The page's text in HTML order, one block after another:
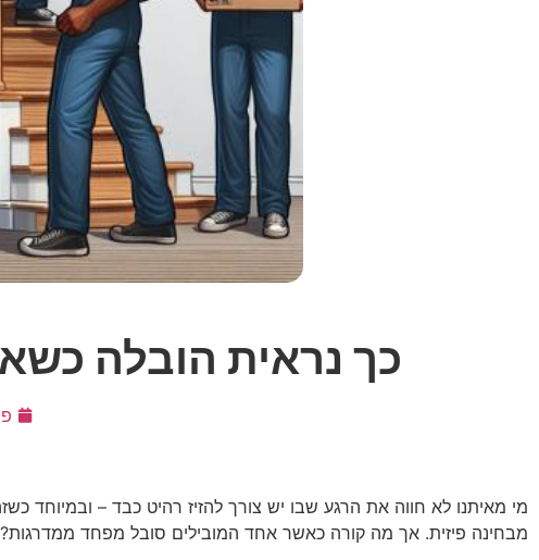
כך נראית הובלה
מי מאיתנו לא חווה את הרגע שבו יש צורך להזיז רהיט כבד – ובמיוחד
מבחינה פיזית. אך מה קורה כאשר אחד המובילים סובל מפחד